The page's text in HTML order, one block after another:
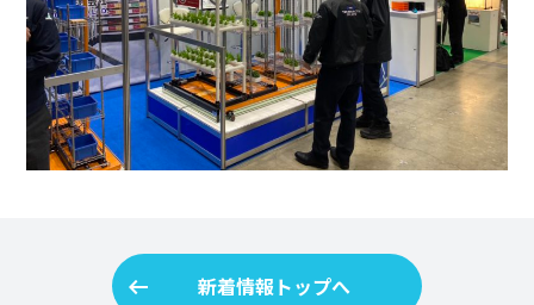
arrow_left_alt 新着情報トップへ